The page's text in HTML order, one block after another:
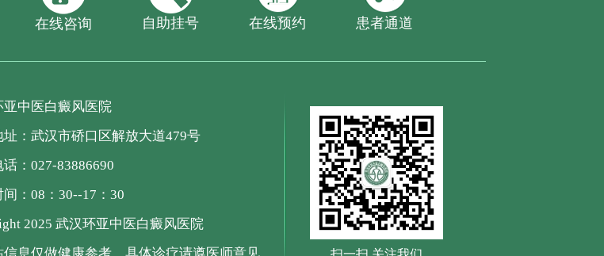
在线咨询 自助挂号 在线预约 患者通道
亚中医白癜风医院
址：武汉市硚口区解放大道479号
：027-83886690
间：08：30--17：30
2025 武汉环亚中医白癜风医院